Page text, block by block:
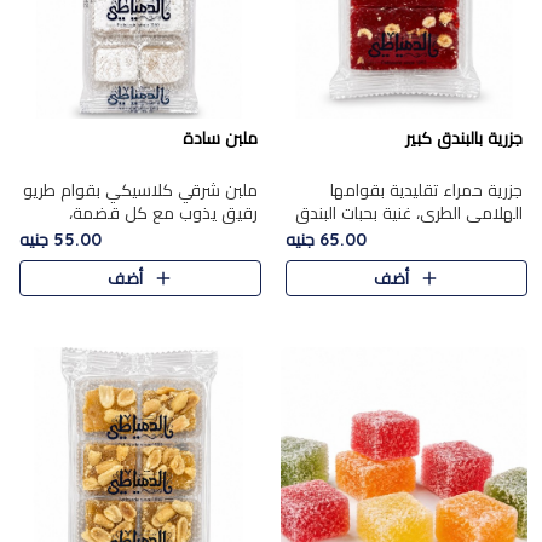
جزرية بالبندق كبير
جزرية حمراء تقليدية بقوامها
الهلامي الطري، غنية بحبات البندق
الفاخرة التي تضيف قرمشة راقية
إلى قوامها الناعم، لتقدم مزيجًا
متوازنًا من النكه..
65.00 جنيه
أضف
ملبن سادة
ملبن شرقي كلاسيكي بقوام طريو
رقيق يذوب مع كل قضمة،
مغطى بطبقة ناعمة من السكر
البودرة ليقدم المذاق الأصيل الذي
ارتبط بحلويات المولد التقليدي..
55.00 جنيه
أضف